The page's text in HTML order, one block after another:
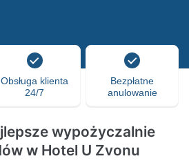
Obsługa klienta
24/7
Bezpłatne
anulowanie
wypożyczalnie
w Hotel U Zvonu